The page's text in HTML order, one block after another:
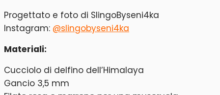
Progettato e foto di SlingoByseni4ka
Instagram: @slingobyseni4ka
Materiali:
Cucciolo di delfino dell’Himalaya
Gancio 3,5 mm